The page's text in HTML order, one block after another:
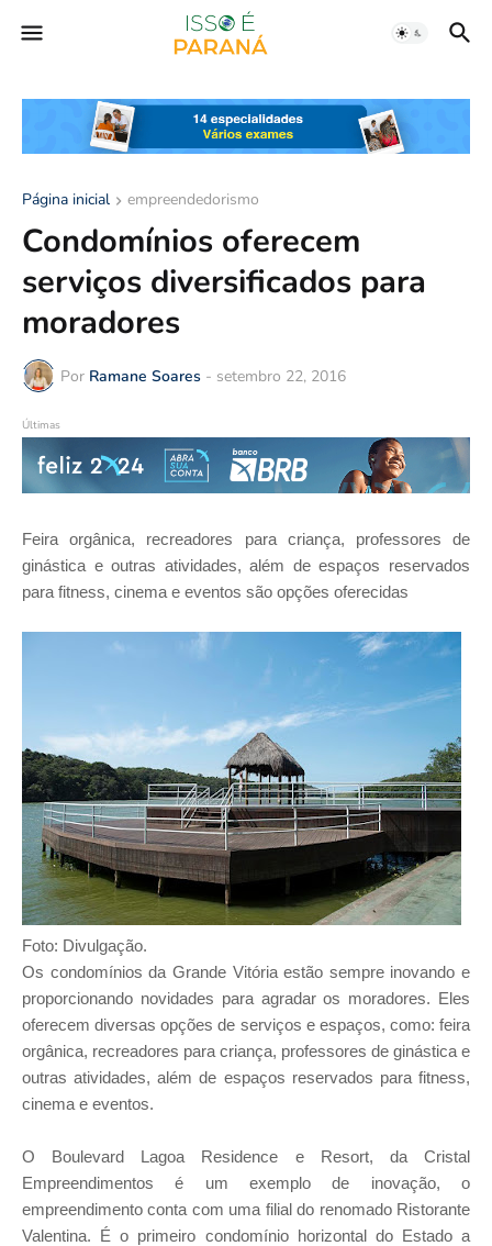
Página inicial empreendedorismo
Condomínios oferecem
serviços diversificados para
moradores
Por Ramane Soares - setembro 22, 2016
Últimas
Feira orgânica, recreadores para criança, professores de
ginástica e outras atividades, além de espaços reservados
para fitness, cinema e eventos são opções oferecidas
Foto: Divulgação.
Os condomínios da Grande Vitória estão sempre inovando e
proporcionando novidades para agradar os moradores. Eles
oferecem diversas opções de serviços e espaços, como: feira
orgânica, recreadores para criança, professores de ginástica e
outras atividades, além de espaços reservados para fitness,
cinema e eventos.
O Boulevard Lagoa Residence e Resort, da Cristal
Empreendimentos é um exemplo de inovação, o
empreendimento conta com uma filial do renomado Ristorante
Valentina. É o primeiro condomínio horizontal do Estado a